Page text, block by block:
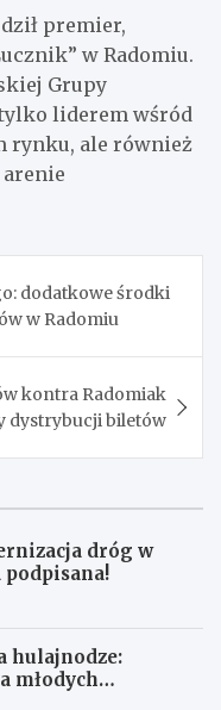
premier,
w Radomiu.
Grupy
liderem wśród
rynku, ale również
arenie
dodatkowe środki
w Radomiu
kontra Radomiak
dystrybucji biletów
dróg w
podpisana!
hulajnodze:
młodych